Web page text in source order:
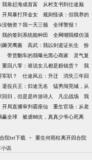
我靠赶海成首富
从村支书到仕途巅
开局暴打拜金女
规则怪谈：但我养的
没物资？我一天三顿
全球警报！
我的签到系统能种田
全网嘲我模仿顶
薅哭鹰酱 高武：我以剑道证长生
扮
带货翻车的我曝光黑心商家
灵气复
重回八零：谁说女儿都是赔钱货？
我
职？ 仕途风云：升迁
消失三年回
退役兵王：归途无名
猛男闯莞城，从
回归，但是是吟游诗人 凡尘战场
我
开局直播审判霸座仙
重生官场：从老
赢全球
被虐88次，真真少爷心死离
院txt下载 - 重生何雨柱离开四合院
说